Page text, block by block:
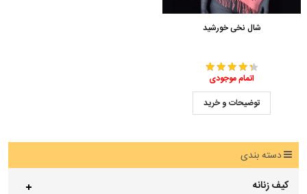
شال نخی خورشید
اتمام موجودی
توضیحات و خرید
دسته بندی
کیف زنانه